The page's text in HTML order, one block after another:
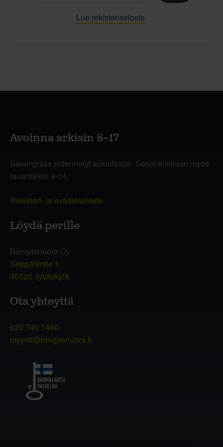
Lue rekisteriseloste.
Avoinna arkisin 8–17
Sesongissa pidennetyt aukioloajat. Sesonkiaikaan myös
lauantaisin 9-14.
Rekisteri- ja evästeseloste
Löydä perille
Rengasnuora Oy
Seppäläntie 1
40320 Jyväskylä
Ota yhteyttä
020 740 1460
myynti@rengasnuora.fi